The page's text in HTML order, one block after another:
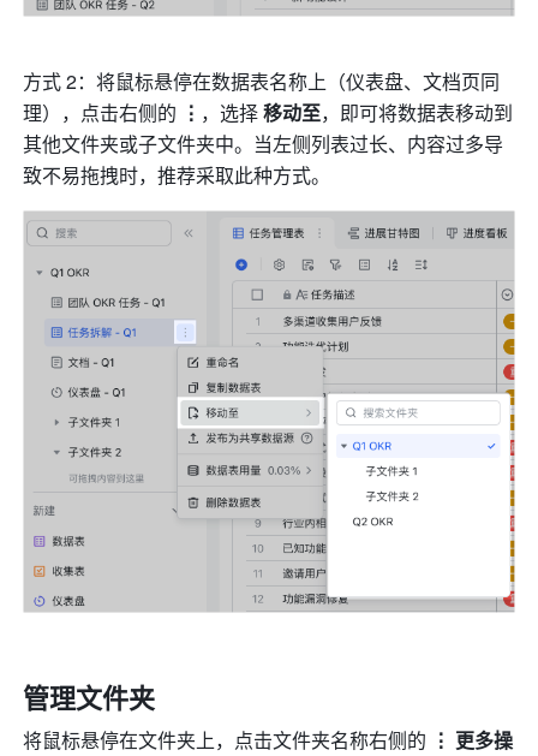
方式 2：将鼠标悬停在数据表名称上（仪表盘、文档页同
理），点击右侧的 ⋮ ，选择 移动至，即可将数据表移动到
其他文件夹或子文件夹中。当左侧列表过长、内容过多导
致不易拖拽时，推荐采取此种方式。
管理文件夹
将鼠标悬停在文件夹上，点击文件夹名称右侧的 ⋮ 更多操